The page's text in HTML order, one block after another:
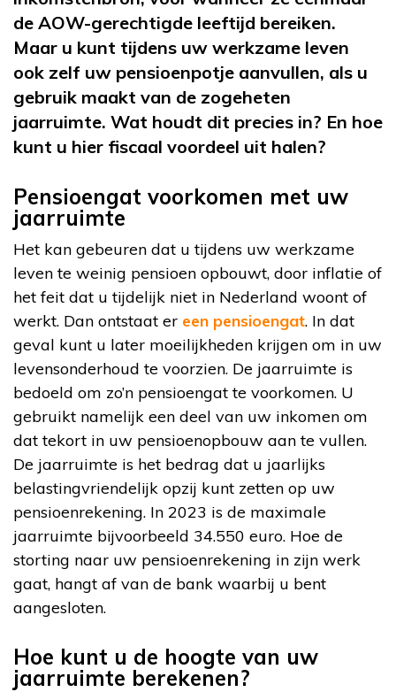
de AOW-gerechtigde leeftijd bereiken.
Maar u kunt tijdens uw werkzame leven
ook zelf uw pensioenpotje aanvullen, als u
gebruik maakt van de zogeheten
jaarruimte. Wat houdt dit precies in? En hoe
kunt u hier fiscaal voordeel uit halen?
Pensioengat voorkomen met uw
jaarruimte
Het kan gebeuren dat u tijdens uw werkzame
leven te weinig pensioen opbouwt, door inflatie of
het feit dat u tijdelijk niet in Nederland woont of
werkt. Dan ontstaat er een pensioengat. In dat
geval kunt u later moeilijkheden krijgen om in uw
levensonderhoud te voorzien. De jaarruimte is
bedoeld om zo’n pensioengat te voorkomen. U
gebruikt namelijk een deel van uw inkomen om
dat tekort in uw pensioenopbouw aan te vullen.
De jaarruimte is het bedrag dat u jaarlijks
belastingvriendelijk opzij kunt zetten op uw
pensioenrekening. In 2023 is de maximale
jaarruimte bijvoorbeeld 34.550 euro. Hoe de
storting naar uw pensioenrekening in zijn werk
gaat, hangt af van de bank waarbij u bent
aangesloten.
Hoe kunt u de hoogte van uw
jaarruimte berekenen?